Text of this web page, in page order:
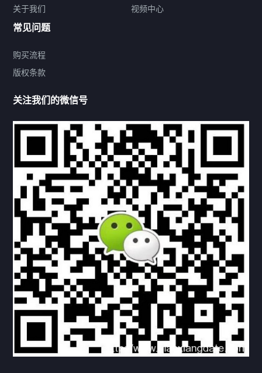
联系方式
热门标签
机构链接
联系方式 关于我们
下载与支持
资料下载 视频中心
常见问题
购买流程 版权条款
北京乾行捷通荣获阿里巴巴国际站多项年度荣誉，持续引
领ICT与AI行业发展
2025/12/22 532 新闻中心 信创服务器国产服务器
关于我们
视频中心
常见问题
购买流程
版权条款
关注我们的微信号